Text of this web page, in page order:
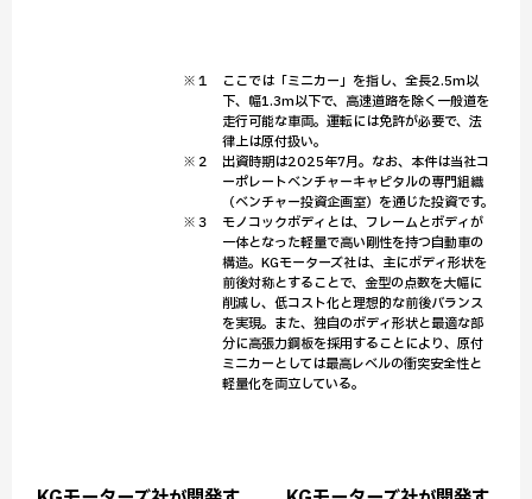
※１ ここでは「ミニカー」を指し、全長2.5m以
下、幅1.3m以下で、高速道路を除く一般道を
走行可能な車両。運転には免許が必要で、法
律上は原付扱い。
※２ 出資時期は2025年7月。なお、本件は当社コ
ーポレートベンチャーキャピタルの専門組織
（ベンチャー投資企画室）を通じた投資です。
※３ モノコックボディとは、フレームとボディが
一体となった軽量で高い剛性を持つ自動車の
構造。KGモーターズ社は、主にボディ形状を
前後対称とすることで、金型の点数を大幅に
削減し、低コスト化と理想的な前後バランス
を実現。また、独自のボディ形状と最適な部
分に高張力鋼板を採用することにより、原付
ミニカーとしては最高レベルの衝突安全性と
軽量化を両立している。